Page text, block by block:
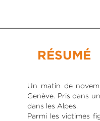
RÉSUMÉ
Un matin de
Genève. Pris dans
dans les Alpes.
Parmi les victimes